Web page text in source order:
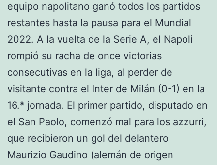
equipo napolitano ganó todos los partidos
restantes hasta la pausa para el Mundial
2022. A la vuelta de la Serie A, el Napoli
rompió su racha de once victorias
consecutivas en la liga, al perder de
visitante contra el Inter de Milán (0-1) en la
16.ª jornada. El primer partido, disputado en
el San Paolo, comenzó mal para los azzurri,
que recibieron un gol del delantero
Maurizio Gaudino (alemán de origen